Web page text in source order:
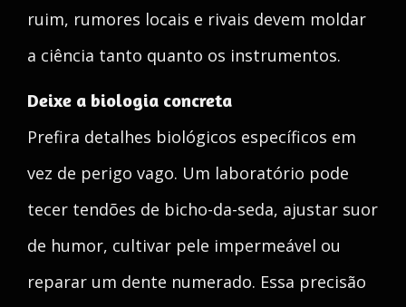
ruim, rumores locais e rivais devem moldar
a ciência tanto quanto os instrumentos.
Deixe a biologia concreta
Prefira detalhes biológicos específicos em
vez de perigo vago. Um laboratório pode
tecer tendões de bicho-da-seda, ajustar suor
de humor, cultivar pele impermeável ou
reparar um dente numerado. Essa precisão